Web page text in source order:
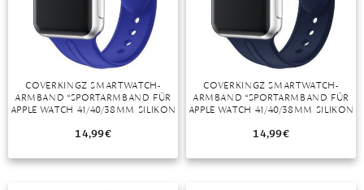
ROSENQUARZ
RUBIN
SAPHIR
COVERKINGZ SMARTWATCH-
ARMBAND “SPORTARMBAND FÜR
APPLE WATCH 41/40/38MM SILIKON
ROYALBLAU”
14,99€
COVERKINGZ SMARTWATCH-
ARMBAND “SPORTARMBAND FÜR
APPLE WATCH 41/40/38MM SILIKON
DUNKELBLAU”
14,99€